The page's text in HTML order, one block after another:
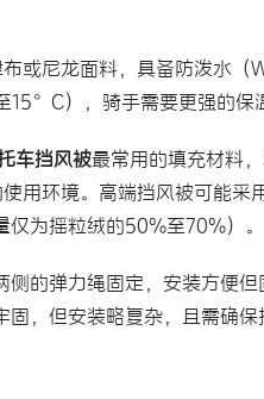
或尼龙面料，具备防泼水
15°C），骑手需要更强的保
车挡风被最常用的填充材料
用环境。高端挡风被可能
为摇粒绒的50%至70%）。
侧的弹力绳固定，安装方便
，但安装略复杂，且需确保